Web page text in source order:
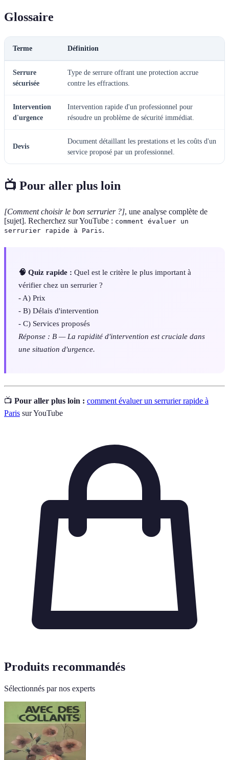
Glossaire
Terme Définition
Serrure
sécurisée
Type de serrure offrant une protection accrue
contre les effractions.
Intervention
d'urgence
Intervention rapide d'un professionnel pour
résoudre un problème de sécurité immédiat.
Devis
Document détaillant les prestations et les coûts d'un
service proposé par un professionnel.
📺 Pour aller plus loin
[Comment choisir le bon serrurier ?], une analyse complète de
[sujet]. Recherchez sur YouTube : comment évaluer un
serrurier rapide à Paris.
🧠 Quiz rapide : Quel est le critère le plus important à
vérifier chez un serrurier ?
- A) Prix
- B) Délais d'intervention
- C) Services proposés
Réponse : B — La rapidité d'intervention est cruciale dans
une situation d'urgence.
📺 Pour aller plus loin : comment évaluer un serrurier rapide à
Paris sur YouTube
Produits recommandés
Sélectionnés par nos experts